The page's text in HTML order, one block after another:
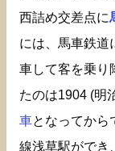
西詰め交差点に
には、馬車鉄道
車して客を乗り
たのは1904 (明
車となってから
線浅草駅ができ